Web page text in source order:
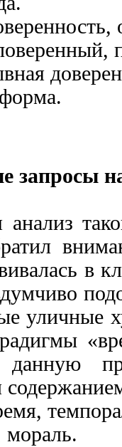
запросы
анализ
в
уличные
мораль.